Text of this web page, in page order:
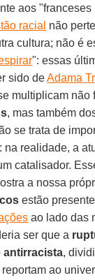
aos "franceses
racial não
cultura; não é
": essas
sido deAdama
multiplicam não
, mas também
se trata de
na realidade, a
catalisador.
a nossa
estão
ao lado das
ser que a
antirracista,
ao